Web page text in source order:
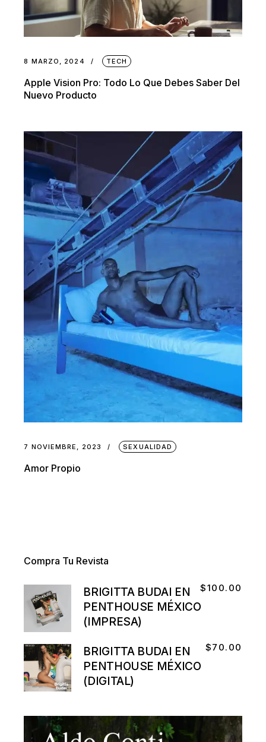
8 MARZO, 2024 TECH
Apple Vision Pro: Todo Lo Que Debes Saber Del
Nuevo Producto
7 NOVIEMBRE, 2023 SEXUALIDAD
Amor Propio
Compra Tu Revista
BRIGITTA BUDAI EN
PENTHOUSE MÉXICO
(IMPRESA)
$100.00
BRIGITTA BUDAI EN
PENTHOUSE MÉXICO
(DIGITAL)
$70.00